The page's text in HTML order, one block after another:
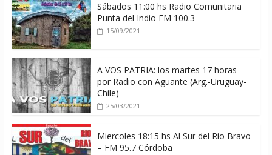
Sábados 11:00 hs Radio Comunitaria
Punta del Indio FM 100.3
15/09/2021
A VOS PATRIA: los martes 17 horas
por Radio con Aguante (Arg.-Uruguay-
Chile)
25/03/2021
Miercoles 18:15 hs Al Sur del Rio Bravo
– FM 95.7 Córdoba